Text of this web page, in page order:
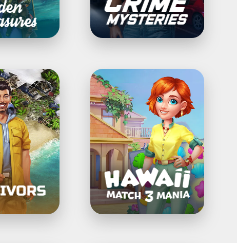
®Hawaii
Match-
3
Mania:
تصميم
المنازل
ولغز
المطابقة